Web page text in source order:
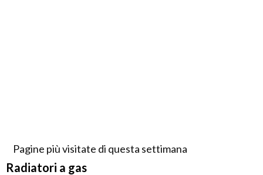
Pagine più visitate di questa settimana
Radiatori a gas